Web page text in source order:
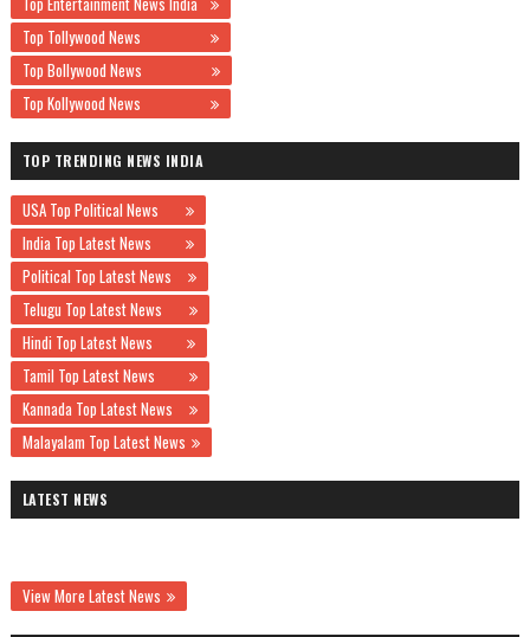
Top Tollywood News
Top Bollywood News
Top Kollywood News
TOP TRENDING NEWS INDIA
USA Top Political News
India Top Latest News
Political Top Latest News
Telugu Top Latest News
Hindi Top Latest News
Tamil Top Latest News
Kannada Top Latest News
Malayalam Top Latest News
LATEST NEWS
View More Latest News